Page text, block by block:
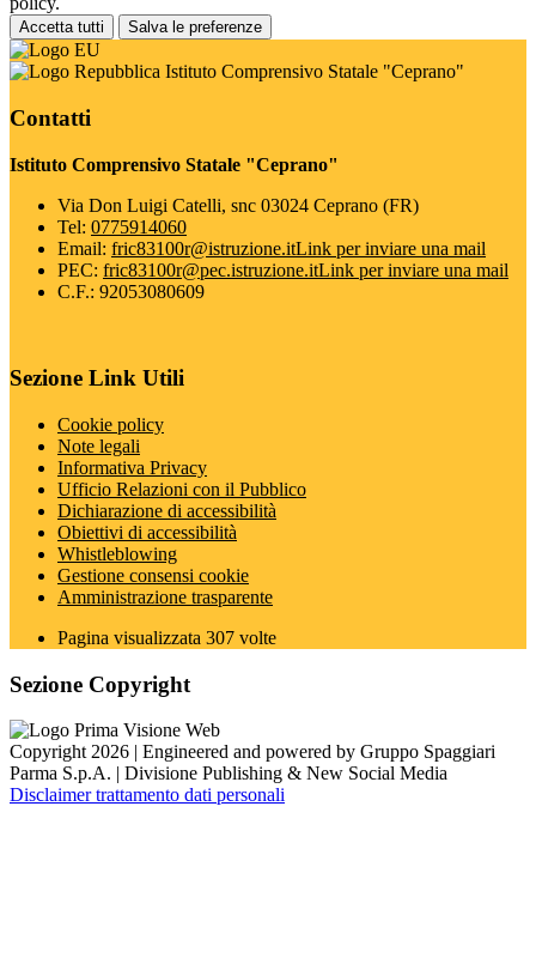
Accetta tutti Salva le preferenze
Istituto Comprensivo Statale "Ceprano"
Contatti
Istituto Comprensivo Statale "Ceprano"
Via Don Luigi Catelli, snc 03024 Ceprano (FR)
Tel: 0775914060
Email: fric83100r@istruzione.itLink per inviare una mail
PEC: fric83100r@pec.istruzione.itLink per inviare una mail
C.F.: 92053080609
Sezione Link Utili
Cookie policy
Note legali
Informativa Privacy
Ufficio Relazioni con il Pubblico
Dichiarazione di accessibilità
Obiettivi di accessibilità
Whistleblowing
Gestione consensi cookie
Amministrazione trasparente
Pagina visualizzata 307 volte
Sezione Copyright
Copyright 2026 | Engineered and powered by Gruppo Spaggiari
Parma S.p.A. | Divisione Publishing & New Social Media
Disclaimer trattamento dati personali